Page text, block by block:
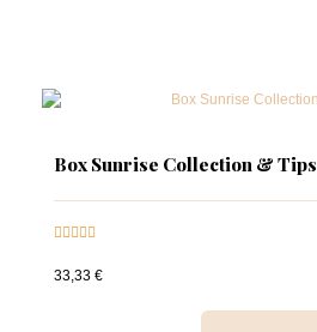
Box Sunrise Collection & Tips

33,33 €